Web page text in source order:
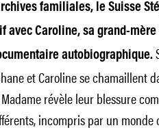
familiales, le Suisse
avec Caroline, sa grand-
autobiographique.
et Caroline se chamaillent
révèle leur blessure
incompris par un